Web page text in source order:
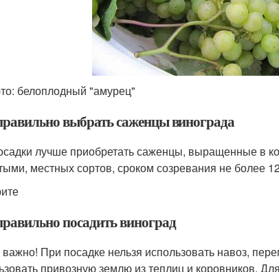
белоплодный "амурец"
выбрать саженцы винограда
лучше приобретать саженцы, выращенные в
местных сортов, сроком созревания не более
посадить виноград
При посадке нельзя использовать навоз,
привозную землю из теплиц и коровников.